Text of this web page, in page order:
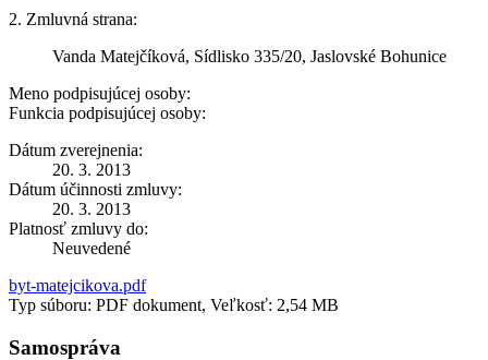
2. Zmluvná strana:
Vanda Matejčíková, Sídlisko 335/20, Jaslovské Bohunice
Meno podpisujúcej osoby:
Funkcia podpisujúcej osoby:
Dátum zverejnenia:
20. 3. 2013
Dátum účinnosti zmluvy:
20. 3. 2013
Platnosť zmluvy do:
Neuvedené
byt-matejcikova.pdf
Typ súboru: PDF dokument, Veľkosť: 2,54 MB
Samospráva